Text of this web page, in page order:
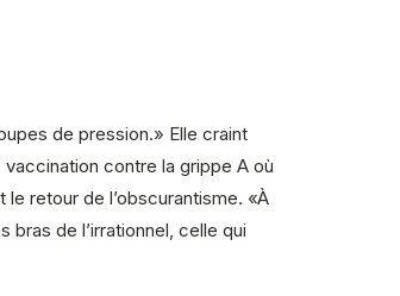
de pression.» Elle craint
contre la grippe A où
retour de l’obscurantisme. «À
de l’irrationnel, celle qui